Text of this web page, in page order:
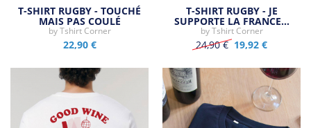
T-SHIRT RUGBY - TOUCHÉ
MAIS PAS COULÉ
byTshirt Corner
22,90 €
T-SHIRT RUGBY - JE
SUPPORTE LA FRANCE…
byTshirt Corner
24,90 € 19,92 €